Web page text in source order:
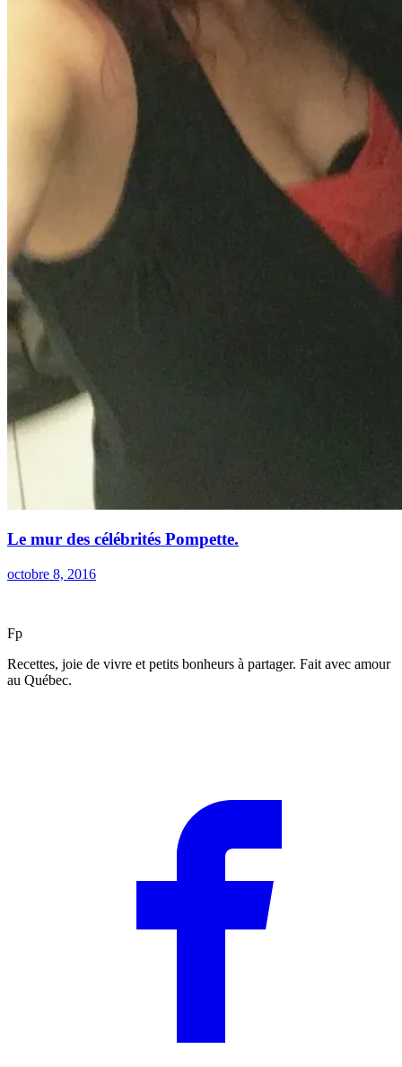
Le mur des célébrités Pompette.
octobre 8, 2016
Fp
Recettes, joie de vivre et petits bonheurs à partager. Fait avec amour
au Québec.